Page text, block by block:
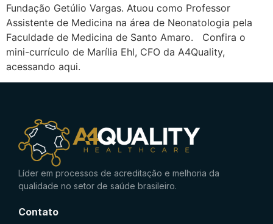
Fundação Getúlio Vargas. Atuou como Professor
Assistente de Medicina na área de Neonatologia pela
Faculdade de Medicina de Santo Amaro. Confira o
mini-currículo de Marília Ehl, CFO da A4Quality,
acessando aqui.
Líder em processos de acreditação e melhoria da
qualidade no setor de saúde brasileiro.
Contato